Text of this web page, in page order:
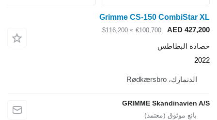
Grimme CS-150 CombiStar XL
AED 427,200
€100,700
≈ $116,200
حصادة البطاطس
2022
الدنمارك، Rødkærsbro
GRIMME Skandinavien A/S